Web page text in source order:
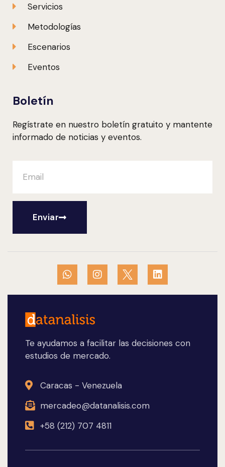
Te ayudamos a facilitar las decisiones con
estudios de mercado.
Caracas - Venezuela
mercadeo@datanalisis.com
+58 (212) 707 4811
Servicios
Metodologías
Escenarios
Eventos
Boletín
Regístrate en nuestro boletín gratuito y mantente
informado de noticias y eventos.
Enviar